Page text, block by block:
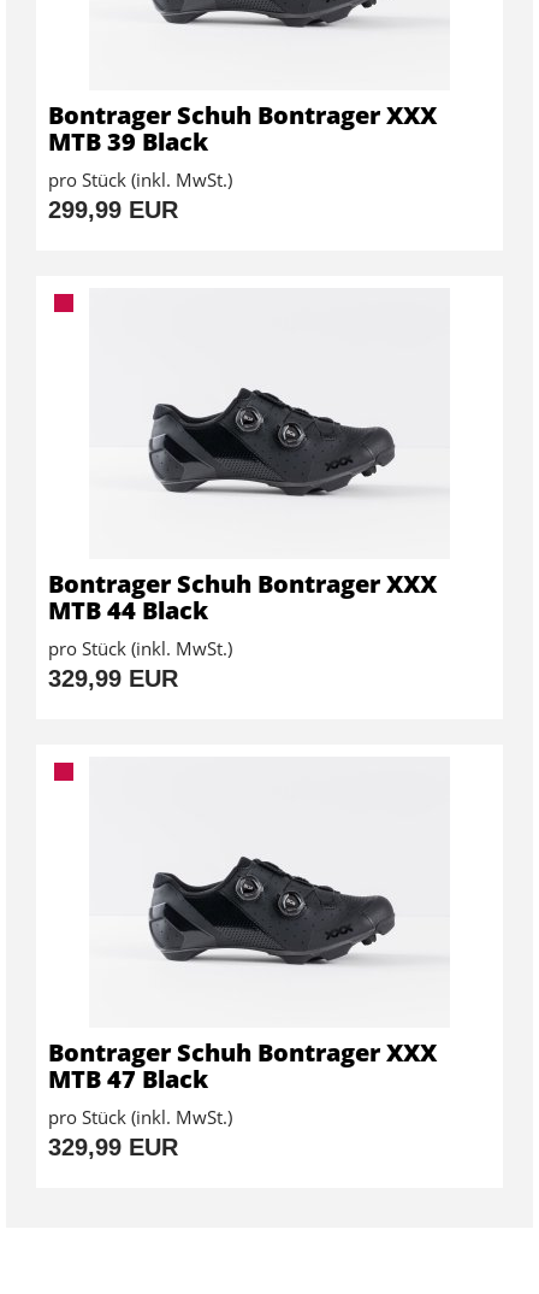
Bontrager Schuh Bontrager XXX
MTB 39 Black
pro Stück (inkl. MwSt.)
299,99 EUR
Bontrager Schuh Bontrager XXX
MTB 44 Black
pro Stück (inkl. MwSt.)
329,99 EUR
Bontrager Schuh Bontrager XXX
MTB 47 Black
pro Stück (inkl. MwSt.)
329,99 EUR